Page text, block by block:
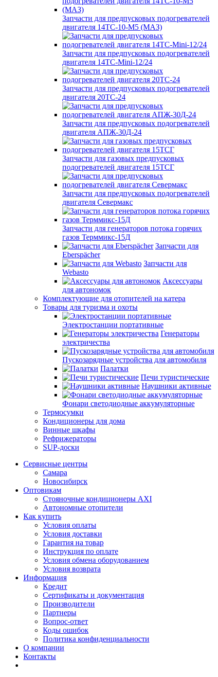
Запчасти для предпусковых подогревателей
двигателя 14ТС-10-М5 (МАЗ)
Запчасти для предпусковых подогревателей
двигателя 14ТС-Mini-12/24
Запчасти для предпусковых подогревателей
двигателя 20ТС-24
Запчасти для предпусковых подогревателей
двигателя АПЖ-30Д-24
Запчасти для газовых предпусковых
подогревателей двигателя 15ТСГ
Запчасти для предпусковых подогревателей
двигателя Севермакс
Запчасти для генераторов потока горячих
газов Терммикс-15Д
Запчасти для
Eberspächer
Запчасти для
Webasto
Аксессуары
для автономок
Комплектующие для отопителей на катера
Товары для туризма и охоты
Электростанции портативные
Генераторы
электричества
Пускозарядные устройства для автомобиля
Палатки
Печи туристические
Наушники активные
Фонари светодиодные аккумуляторные
Термосумки
Кондиционеры для дома
Винные шкафы
Рефрижераторы
SUP-доски
Сервисные центры
Самара
Новосибирск
Оптовикам
Стояночные кондиционеры AXI
Автономные отопители
Как купить
Условия оплаты
Условия доставки
Гарантия на товар
Инструкция по оплате
Условия обмена оборудованием
Условия возврата
Информация
Кредит
Сертификаты и документация
Производители
Партнеры
Вопрос-ответ
Коды ошибок
Политика конфиденциальности
О компании
Контакты